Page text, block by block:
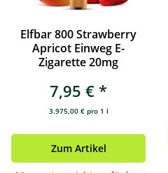
Elfbar 800 Strawberry
Apricot Einweg E-
Zigarette 20mg
7,95 € *
3.975,00 € pro 1 l
Zum Artikel